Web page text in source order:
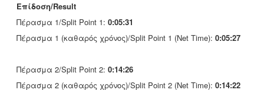
Επίδοση/Result
Πέρασμα 1/Split Point 1: 0:05:31
Πέρασμα 1 (καθαρός χρόνος)/Split Point 1 (Net Time): 0:05:27
Πέρασμα 2/Split Point 2: 0:14:26
Πέρασμα 2 (καθαρός χρόνος)/Split Point 2 (Net Time): 0:14:22